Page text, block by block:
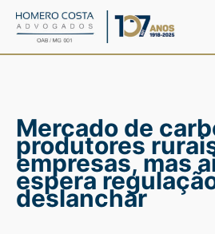
para
Mercado de
produtores
empresas, mas
espera
deslanchar